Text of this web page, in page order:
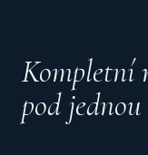
Kompletní
pod